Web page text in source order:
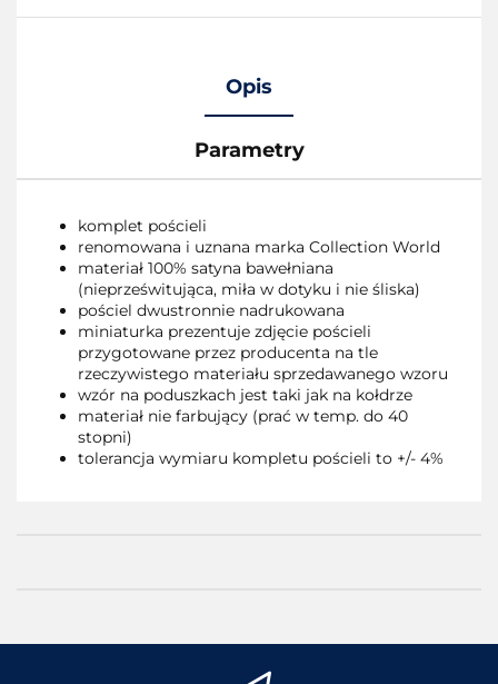
Opis
Parametry
komplet pościeli
renomowana i uznana marka Collection World
materiał 100% satyna bawełniana
(nieprześwitująca, miła w dotyku i nie śliska)
pościel dwustronnie nadrukowana
miniaturka prezentuje zdjęcie pościeli
przygotowane przez producenta na tle
rzeczywistego materiału sprzedawanego wzoru
wzór na poduszkach jest taki jak na kołdrze
materiał nie farbujący (prać w temp. do 40
stopni)
tolerancja wymiaru kompletu pościeli to +/- 4%